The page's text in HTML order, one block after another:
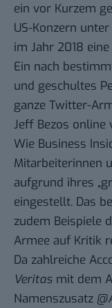
ein vor Kurzem
US-Konzern
im Jahr 2018
Ein nach
und geschultes
ganze Twitter-
Jeff Bezos online
Wie Business
Mitarbeiterinnen
aufgrund ihres
eingestellt. Das
zudem Beispiele
Armee auf Kritik
Da zahlreiche
Veritas mit dem
Namenszusatz